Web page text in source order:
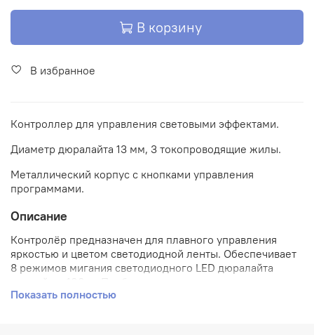
В корзину
В избранное
Контроллер для управления световыми эффектами.
Диаметр дюралайта 13 мм, 3 токопроводящие жилы.
Металлический корпус с кнопками управления
программами.
Описание
Контролёр предназначен для плавного управления
яркостью и цветом светодиодной ленты. Обеспечивает
8 режимов мигания светодиодного LED дюралайта
Показать полностью